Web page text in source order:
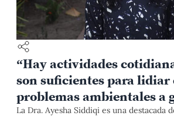
“Hay actividades
son suficientes para lidiar
problemas ambientales a
La Dra. Ayesha Siddiqi es una destacada